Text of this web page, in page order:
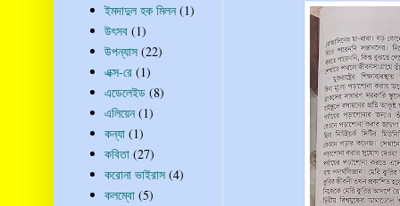
ইমদাদুল হক মিলন (1)
উৎসব (1)
উপন্যাস (22)
এক্স-রে (1)
এডেলেইড (8)
এলিয়েন (1)
কন্যা (1)
কবিতা (27)
করোনা ভাইরাস (4)
কলম্বো (5)